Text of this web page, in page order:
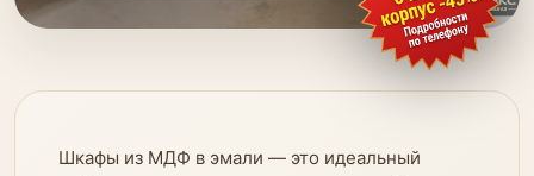
Шкафы из МДФ в эмали — это идеальный